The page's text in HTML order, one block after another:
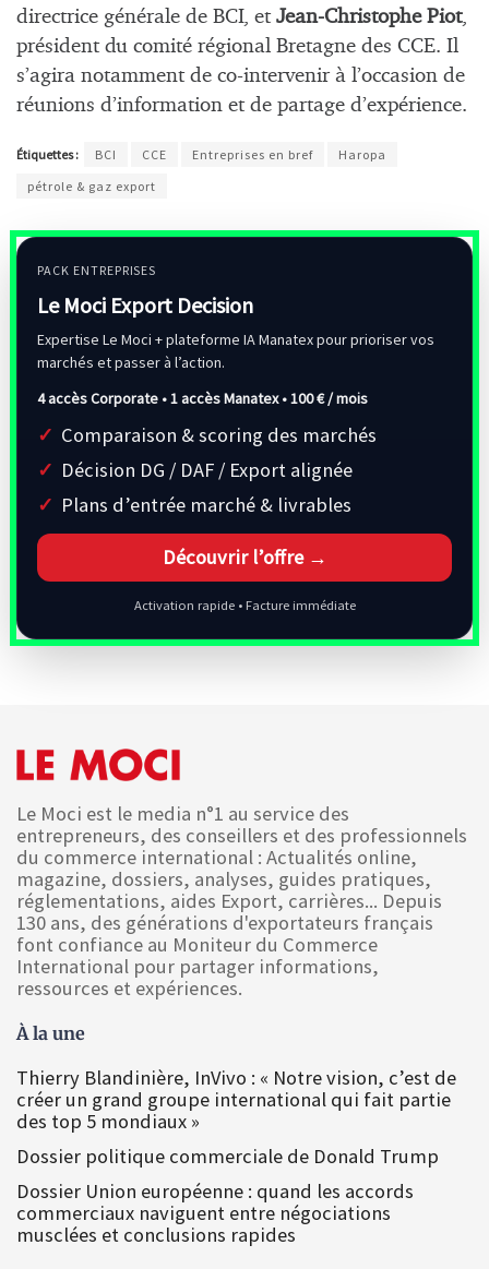
directrice générale de BCI, et Jean-Christophe Piot,
président du comité régional Bretagne des CCE. Il
s’agira notamment de co-intervenir à l’occasion de
réunions d’information et de partage d’expérience.
Étiquettes : BCI CCE Entreprises en bref
Haropa
pétrole & gaz export
PACK ENTREPRISES
Le Moci Export Decision
Expertise Le Moci + plateforme IA Manatex pour prioriser vos
marchés et passer à l’action.
4 accès Corporate • 1 accès Manatex •100 € / mois
Comparaison & scoring des marchés
Décision DG / DAF / Export alignée
Plans d’entrée marché & livrables
Découvrir l’offre →
Activation rapide • Facture immédiate
Le Moci est le media n°1 au service des
entrepreneurs, des conseillers et des professionnels
du commerce international : Actualités online,
magazine, dossiers, analyses, guides pratiques,
réglementations, aides Export, carrières... Depuis
130 ans, des générations d'exportateurs français
font confiance au Moniteur du Commerce
International pour partager informations,
ressources et expériences.
À la une
Thierry Blandinière, InVivo : « Notre vision, c’est de
créer un grand groupe international qui fait partie
des top 5 mondiaux »
Dossier politique commerciale de Donald Trump
Dossier Union européenne : quand les accords
commerciaux naviguent entre négociations
musclées et conclusions rapides